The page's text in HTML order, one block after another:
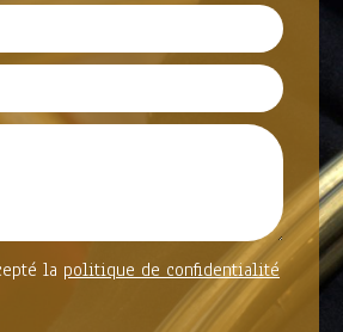
la politique de confidentialité